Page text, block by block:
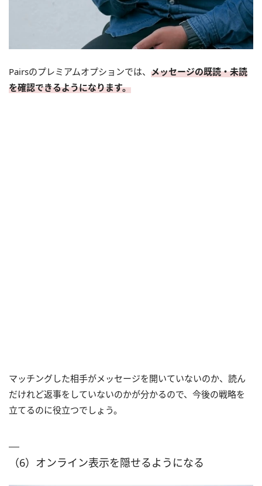
Pairsのプレミアムオプションでは、 メッセージの既読・未読
を確認できるようになります。
マッチングした相手がメッセージを開いていないのか、読ん
だけれど返事をしていないのかが分かるので、今後の戦略を
立てるのに役立つでしょう。
（6）オンライン表示を隠せるようになる